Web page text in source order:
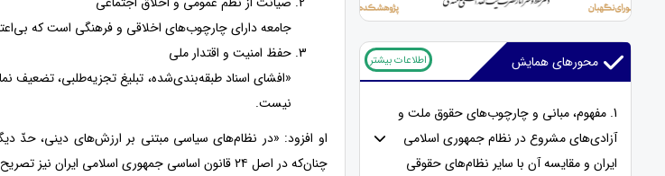
محورهای همایش اطلاعات بیشتر
1. مفهوم، مبانی و چارچوب‌های حقوق ملت و
آزادی‌های مشروع در نظام جمهوری اسلامی
ایران و مقایسه‌ آن با سایر نظام‌های حقوقی
جامعه دارای چارچوب‌های اخلاقی و فرهنگی است که
حفظ امنیت و اقتدار ملی
«افشای اسناد طبقه‌بندی‌شده، تبلیغ تجزیه‌طلبی،
نیست.
او افزود: «در نظام‌های سیاسی مبتنی بر ارزش‌های دینی، حدّ
چنان‌که در اصل ۲۴ قانون اساسی جمهوری اسلامی ایران نیز تصریح شده است.»